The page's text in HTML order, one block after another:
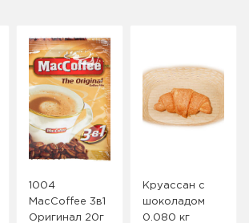
1004
MacCoffee 3в1
Оригинал 20г
Круассан с
шоколадом
0.080 кг